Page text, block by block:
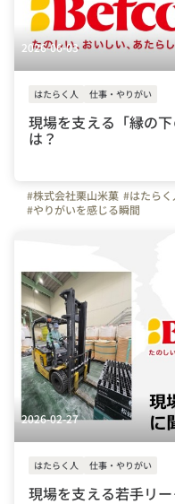
2026-06-03
はたらく人 仕事・やりがい
現場を支える「縁の
は？
#株式会社栗山米菓 #はたらく
#やりがいを感じる瞬間
2026-02-27
はたらく人 仕事・やりがい
現場を支える若手リ